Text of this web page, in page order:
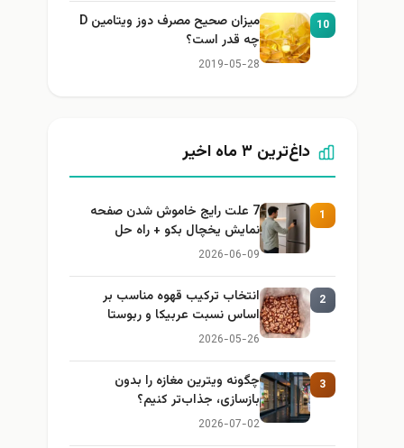
10
میزان صحیح مصرف دوز ویتامین D
چه قدر است؟
2019-05-28
داغ‌ترین ۳ ماه اخیر
1
7 علت رایج خاموش شدن صفحه
نمایش یخچال بکو + راه حل
2026-06-09
2
انتخاب ترکیب قهوه مناسب بر
اساس نسبت عربیکا و ربوستا
2026-05-26
3
چگونه ویترین مغازه را بدون
بازسازی، جذاب‌تر کنیم؟
2026-07-02